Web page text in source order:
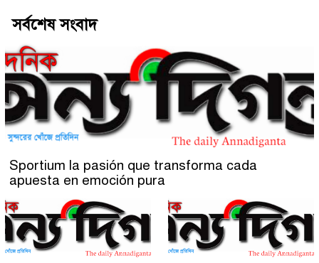
সর্বশেষ সংবাদ
Sportium la pasión que transforma cada
apuesta en emoción pura